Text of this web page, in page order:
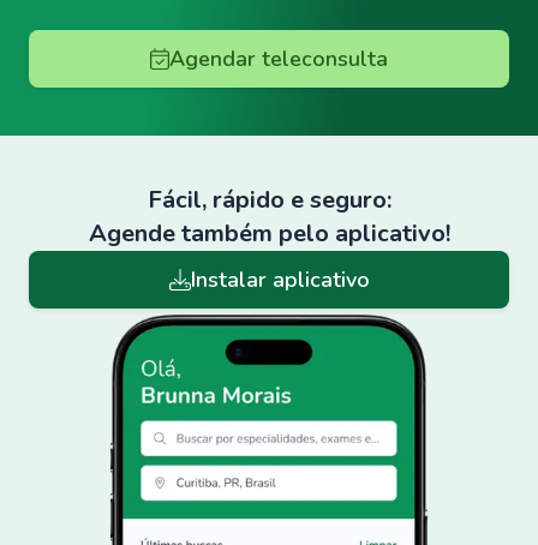
Agendar teleconsulta
Fácil, rápido e seguro:
Agende também pelo aplicativo!
Instalar aplicativo